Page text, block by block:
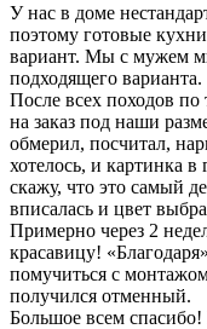
У нас в доме
поэтому готовые
вариант. Мы с мужем
подходящего варианта.
После всех походов
на заказ под наши
обмерил, посчитал,
хотелось, и картинка
скажу, что это самый
вписалась и цвет
Примерно через 2
красавицу!
помучиться с
получился отменный.
Большое всем